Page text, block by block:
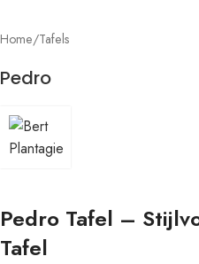
Home/Tafels
Pedro
Pedro Tafel –
Tafel